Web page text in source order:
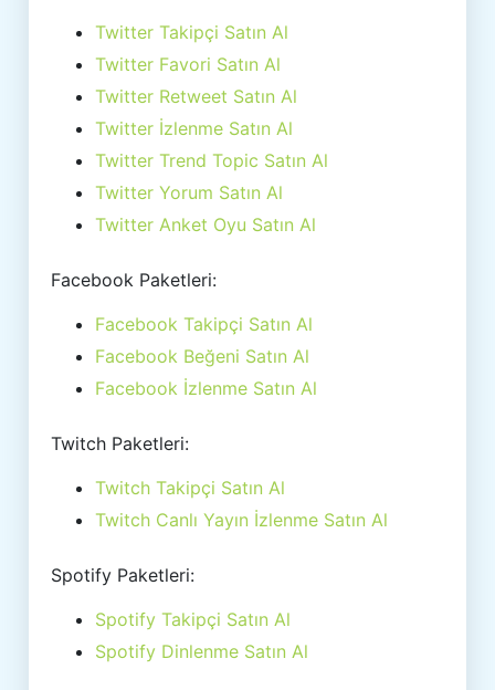
Twitter Takipçi Satın Al
Twitter Favori Satın Al
Twitter Retweet Satın Al
Twitter İzlenme Satın Al
Twitter Trend Topic Satın Al
Twitter Yorum Satın Al
Twitter Anket Oyu Satın Al
Facebook Paketleri:
Facebook Takipçi Satın Al
Facebook Beğeni Satın Al
Facebook İzlenme Satın Al
Twitch Paketleri:
Twitch Takipçi Satın Al
Twitch Canlı Yayın İzlenme Satın Al
Spotify Paketleri:
Spotify Takipçi Satın Al
Spotify Dinlenme Satın Al